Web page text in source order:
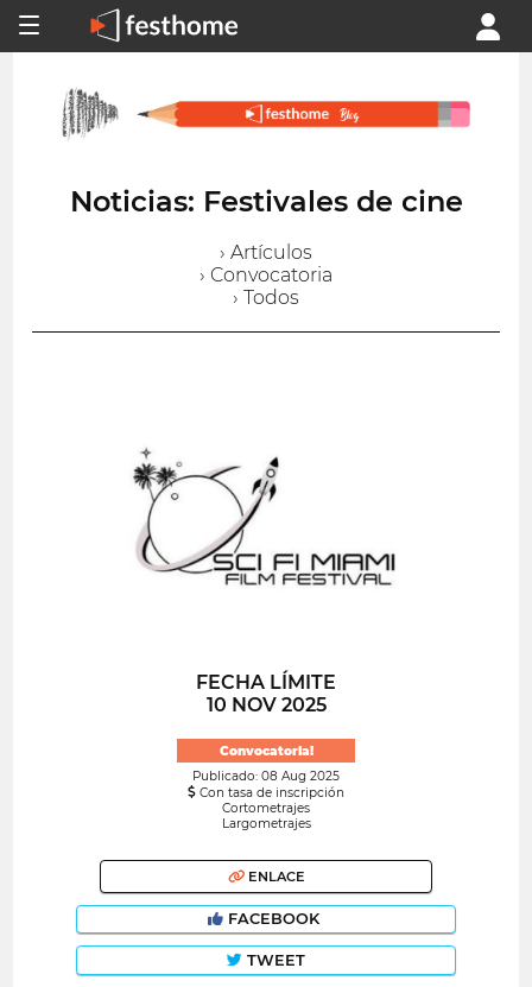
Noticias: Festivales de cine
› Artículos
› Convocatoria
› Todos
FECHA LÍMITE
10 NOV 2025
Convocatoria!
Publicado: 08 Aug 2025
Con tasa de inscripción
Cortometrajes
Largometrajes
ENLACE
FACEBOOK
TWEET